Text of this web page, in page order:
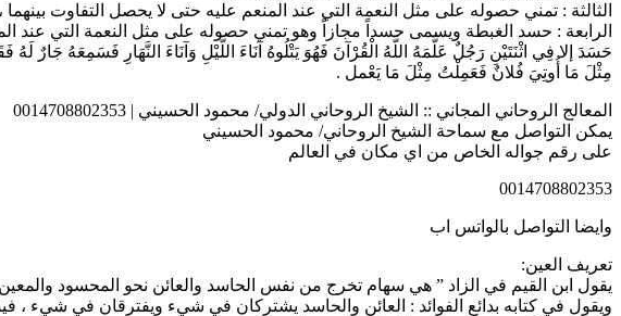
الثالثة : تمني حصوله على مثل النعمة التي عند المنعم عليه حتى لا يحصل التفاوت
الرابعة : حسد الغبطة ويسمى حسداً مجازاً وهو تمني حصوله على مثل النعمة التي
حَسَدَ إلا فِي اثْنَتَيْنِ رَجُلٌ عَلَّمَهُ اللَّهُ الْقُرْآنَ فَهُوَ يَتْلُوهُ آنَاءَ اللَّيْلِ وَآنَاءَ النَّهَارِ فَسَمِعَهُ
مِثْلَ مَا أُوتِيَ فُلانٌ فَعَمِلْتُ مِثْلَ مَا يَعْمل .
المعالج الروحاني المجاني :: الشيخ الروحاني الدولي/ محمود الحسيني | 0014708802353
يمكن التواصل مع سماحة الشيخ الروحاني/ محمود الحسيني
على رقم جواله الخاص من اي مكان في العالم
0014708802353
وايضا التواصل بالواتس اب
تعريف العين:
يقول ابن القيم في الزاد ” هي سهام تخرج من نفس الحاسد والعائن نحو المحسود والمعين
ويقول في كتابه بدائع الفوائد : العائن والحاسد يشتركان في شيء ويفترقان في شيء ،